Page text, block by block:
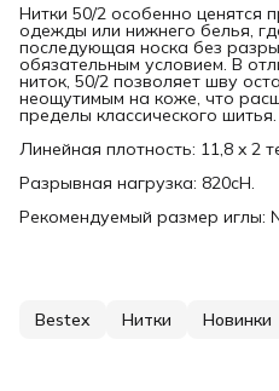
Нитки 50/2 особенно ценятся
одежды или нижнего белья,
последующая носка без
обязательным условием. В
ниток, 50/2 позволяет шву
неощутимым на коже, что
пределы классического шитья.
Линейная плотность: 11,8 x 2
Разрывная нагрузка: 820сН.
Рекомендуемый размер иглы:
Bestex Нитки Новинки